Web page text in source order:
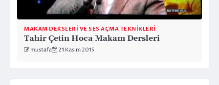
MAKAM DERSLERI VE SES AÇMA TEKNIKLERI
Tahir Çetin Hoca Makam Dersleri
mustafa 21 Kasım 2015